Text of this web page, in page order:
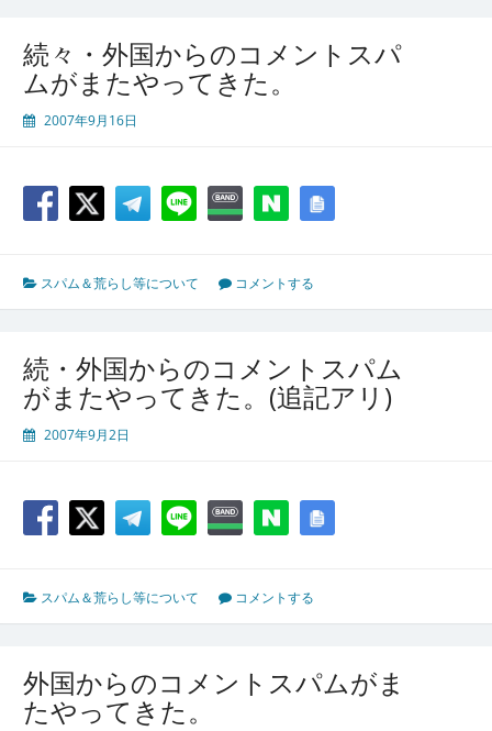
続々・外国からのコメントスパ
ムがまたやってきた。
2007年9月16日
スパム＆荒らし等について コメントする
続・外国からのコメントスパム
がまたやってきた。(追記アリ)
2007年9月2日
スパム＆荒らし等について コメントする
外国からのコメントスパムがま
たやってきた。